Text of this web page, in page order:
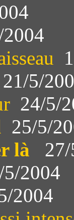
21/5/
24/5/
25/5/
là
5/2004
2004